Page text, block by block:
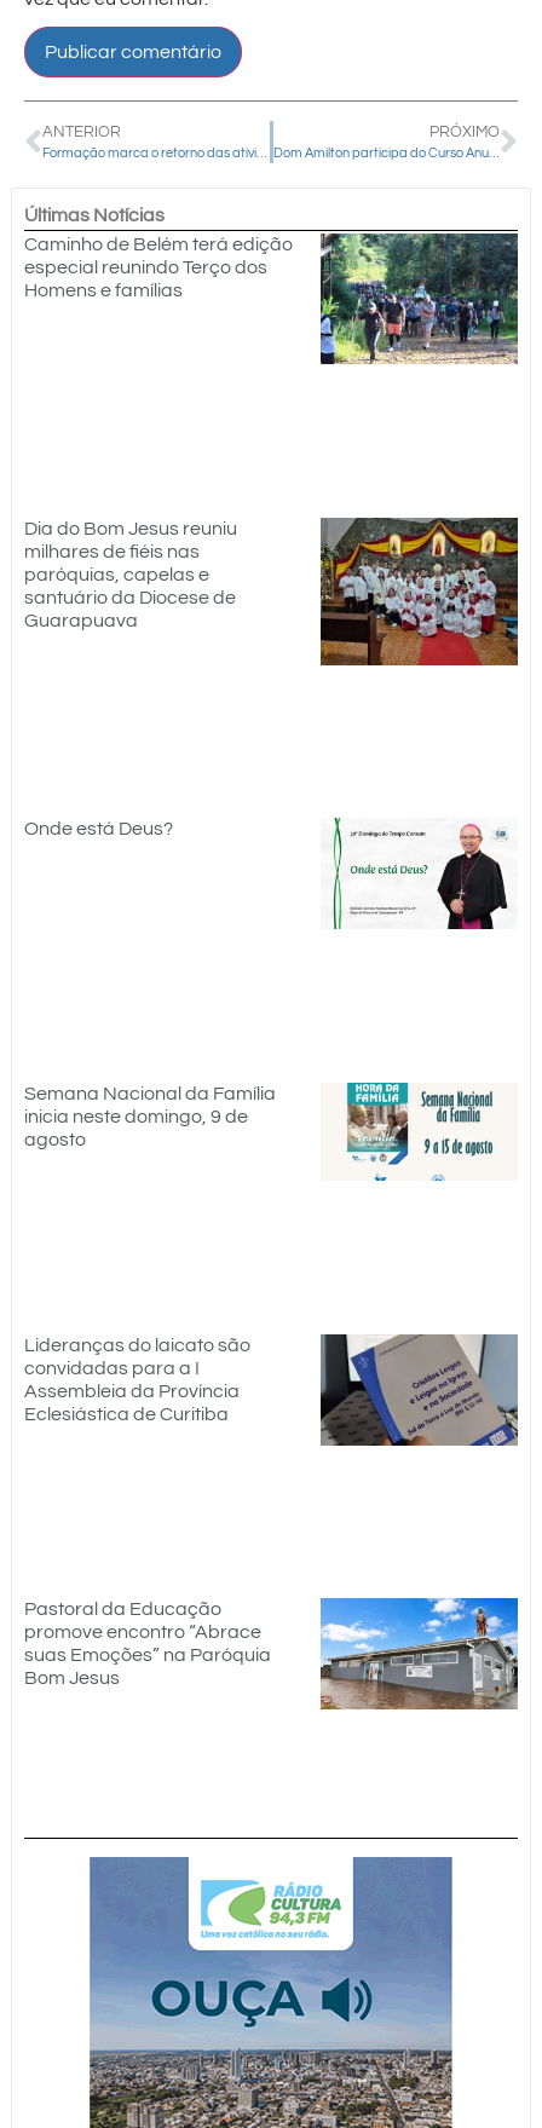
ANTERIOR PRÓXIMO
Dom Amilton participa do Curso Anual para os Bispos no Rio de Janeiro
Últimas Notícias
Caminho de Belém terá edição
especial reunindo Terço dos
Homens e famílias
Dia do Bom Jesus reuniu
milhares de fiéis nas
paróquias, capelas e
santuário da Diocese de
Guarapuava
Onde está Deus?
Semana Nacional da Família
inicia neste domingo, 9 de
agosto
Lideranças do laicato são
convidadas para a I
Assembleia da Província
Eclesiástica de Curitiba
Pastoral da Educação
promove encontro “Abrace
suas Emoções” na Paróquia
Bom Jesus